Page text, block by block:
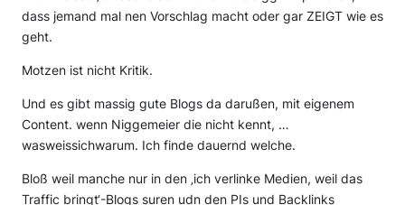
dass jemand mal nen Vorschlag macht oder gar ZEIGT wie es
geht.
Motzen ist nicht Kritik.
Und es gibt massig gute Blogs da darußen, mit eigenem
Content. wenn Niggemeier die nicht kennt, …
wasweissichwarum. Ich finde dauernd welche.
Bloß weil manche nur in den ‚ich verlinke Medien, weil das
Traffic bringt‘-Blogs suren udn den PIs und Backlinks